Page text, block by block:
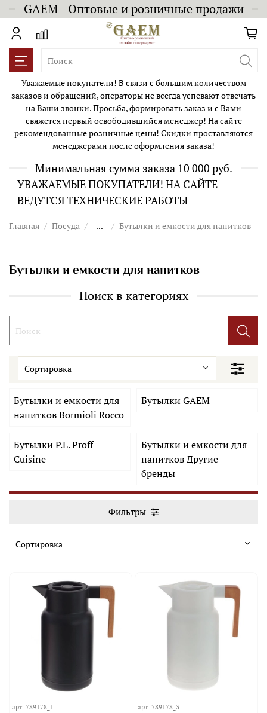
GAEM - Оптовые и розничные продажи
Уважаемые покупатели! В связи с большим количеством
заказов и обращений, операторы не всегда успевают отвечать
на Ваши звонки. Просьба, формировать заказ и с Вами
свяжется первый освободившийся менеджер! На сайте
рекомендованные розничные цены! Скидки проставляются
менеджерами после оформления заказа!
Минимальная сумма заказа 10 000 руб.
УВАЖАЕМЫЕ ПОКУПАТЕЛИ! НА САЙТЕ
ВЕДУТСЯ ТЕХНИЧЕСКИЕ РАБОТЫ
Главная Посуда ... Бутылки и емкости для напитков
Бутылки и емкости для напитков
Поиск в категориях
Бутылки и емкости для
напитков Bormioli Rocco
Бутылки GAEM
Бутылки P.L. Proff
Cuisine
Бутылки и емкости для
напитков Другие
бренды
Фильтры
арт.789178_1 арт. 789178_3